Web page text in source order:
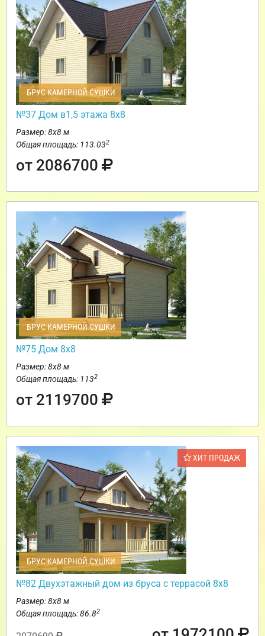
БРУС КАМЕРНОЙ СУШКИ
№37 Дом в1,5 этажа 8х8
Размер: 8х8 м
Общая площадь: 113.032
от 2086700
БРУС КАМЕРНОЙ СУШКИ
№75 Дом 8х8
Размер: 8х8 м
Общая площадь: 1132
от 2119700
ХИТ ПРОДАЖ
БРУС КАМЕРНОЙ СУШКИ
№82 Двухэтажный дом из бруса с террасой 8х8
Размер: 8х8 м
Общая площадь: 86.82